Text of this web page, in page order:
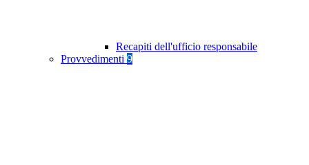
Recapiti dell'ufficio responsabile
Provvedimenti 9